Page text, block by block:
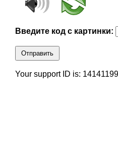
Введите код с картинки:
Отправить
Your support ID is: